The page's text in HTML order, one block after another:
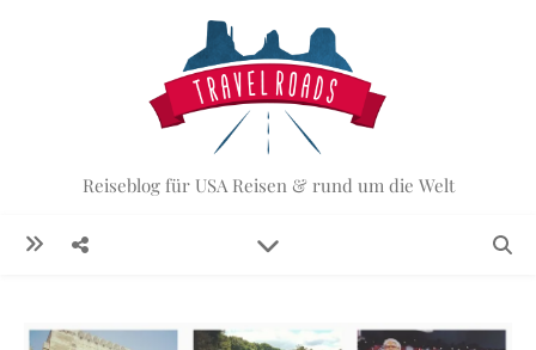
Reiseblog für USA Reisen & rund um die Welt